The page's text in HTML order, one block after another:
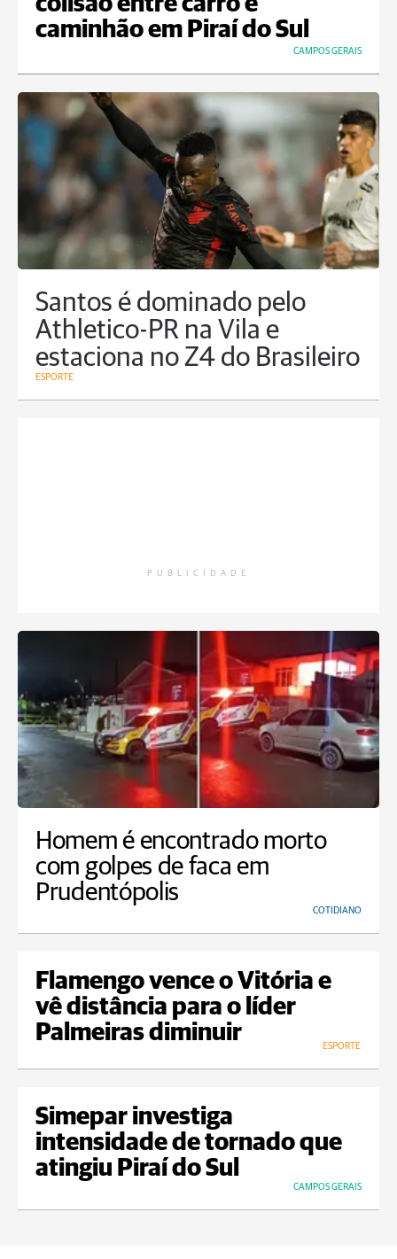
caminhão em Piraí do Sul
CAMPOS GERAIS
Santos é dominado pelo
Athletico-PR na Vila e
estaciona no Z4 do Brasileiro
ESPORTE
PUBLICIDADE
Homem é encontrado morto
com golpes de faca em
Prudentópolis
COTIDIANO
Flamengo vence o Vitória e
vê distância para o líder
Palmeiras diminuir
ESPORTE
Simepar investiga
intensidade de tornado que
atingiu Piraí do Sul
CAMPOS GERAIS